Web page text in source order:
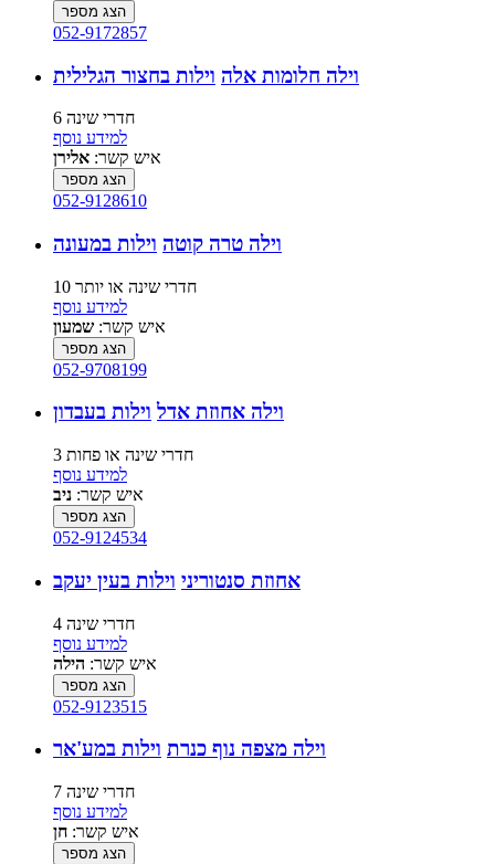
הצג מספר
052-9172857
וילה חלומות אלה וילות בחצור הגלילית
6 חדרי שינה
למידע נוסף
איש קשר: אלירן
הצג מספר
052-9128610
וילה טרה קוטה וילות במעונה
10 חדרי שינה או יותר
למידע נוסף
איש קשר: שמעון
הצג מספר
052-9708199
וילה אחוזת אדל וילות בעבדון
3 חדרי שינה או פחות
למידע נוסף
איש קשר: ניב
הצג מספר
052-9124534
אחוזת סנטוריני וילות בעין יעקב
4 חדרי שינה
למידע נוסף
איש קשר: הילה
הצג מספר
052-9123515
וילה מצפה נוף כנרת וילות במע'אר
7 חדרי שינה
למידע נוסף
איש קשר: חן
הצג מספר